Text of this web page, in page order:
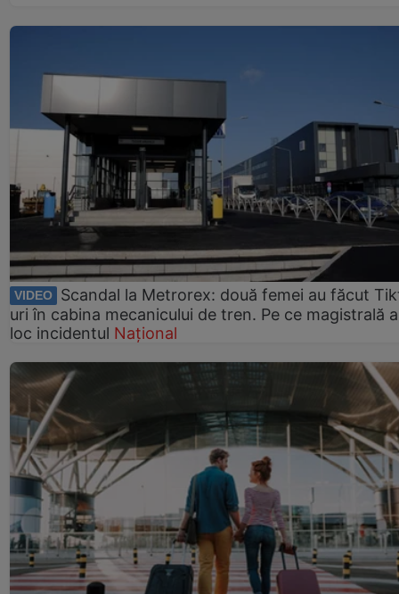
VIDEO
Scandal la Metrorex: două femei au făcut
uri în cabina mecanicului de tren. Pe ce magistrală
loc incidentul Național